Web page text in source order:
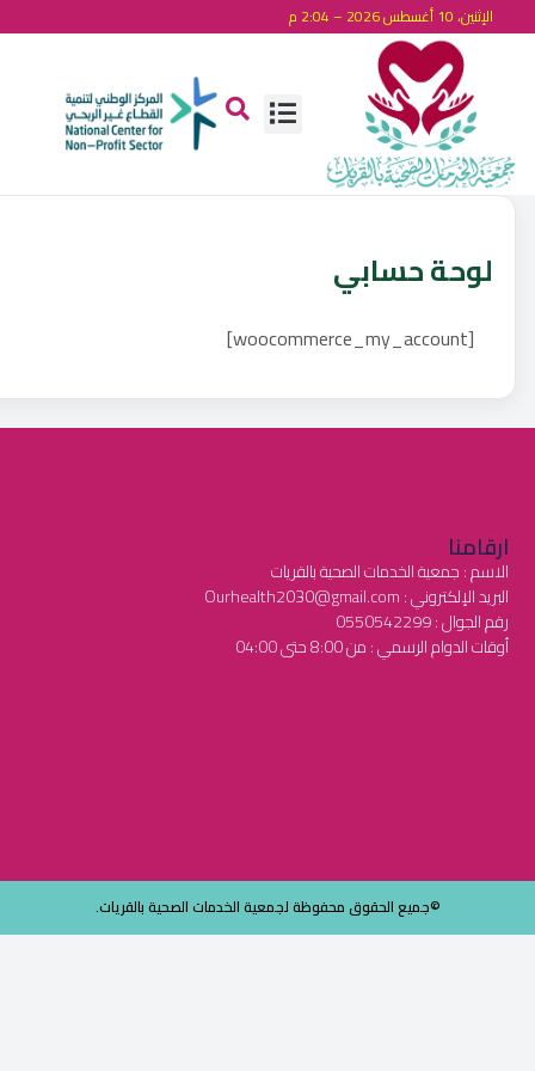
الإثنين، 10 أغسطس 2026 – 2:04 م
لوحة حسابي
[woocommerce_my_account]
ارقامنا
الاسم : جمعية الخدمات الصحية بالقريات
البريد الإلكتروني : Ourhealth2030@gmail.com
رقم الجوال : 0550542299
أوقات الدوام الرسمي : من 8:00 حتى 04:00
©جميع الحقوق محفوظة لجمعية الخدمات الصحية بالقريات.